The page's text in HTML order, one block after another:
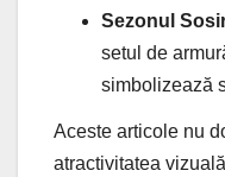
Sezonul
setul de
simbolizează
Aceste articole nu
atractivitatea